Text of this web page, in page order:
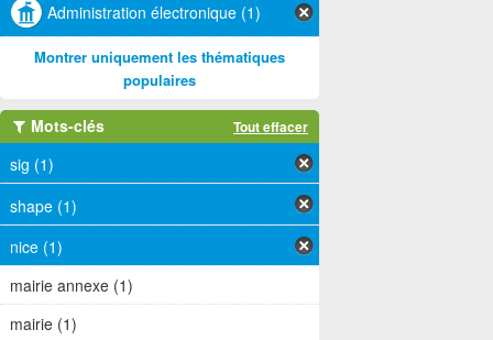
Administration électronique (1)
Montrer uniquement les thématiques
populaires
Mots-clés Tout effacer
sig (1)
shape (1)
nice (1)
mairie annexe (1)
mairie (1)